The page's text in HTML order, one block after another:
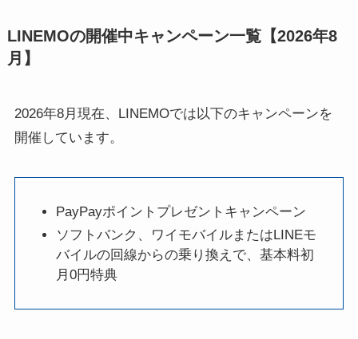
LINEMOの開催中キャンペーン一覧【2026年8
月】
2026年8月現在、LINEMOでは以下のキャンペーンを
開催しています。
PayPayポイントプレゼントキャンペーン
ソフトバンク、ワイモバイルまたはLINEモ
バイルの回線からの乗り換えで、基本料初
月0円特典